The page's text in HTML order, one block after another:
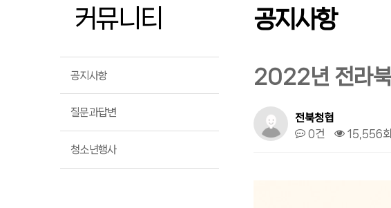
커뮤니티
공지사항
질문과답변
청소년행사
공지사항
2022년 전라북
전북청협
0건
15,556회